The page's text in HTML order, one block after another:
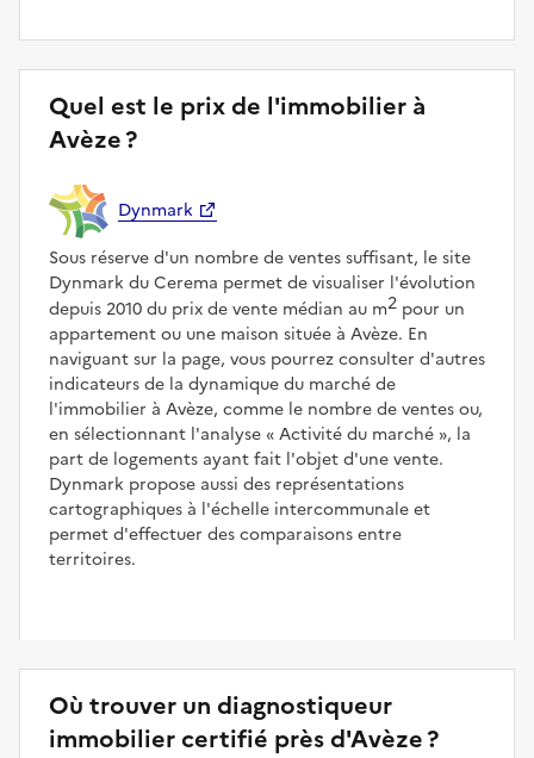
Quel est le prix de l'immobilier à
Avèze ?
Dynmark
Sous réserve d'un nombre de ventes suffisant, le site
Dynmark du Cerema permet de visualiser l'évolution
depuis 2010 du prix de vente médian au m2 pour un
appartement ou une maison située à Avèze. En
naviguant sur la page, vous pourrez consulter d'autres
indicateurs de la dynamique du marché de
l'immobilier à Avèze, comme le nombre de ventes ou,
en sélectionnant l'analyse
Activité du marché , la
part de logements ayant fait l'objet d'une vente.
Dynmark propose aussi des représentations
cartographiques à l'échelle intercommunale et
permet d'effectuer des comparaisons entre
territoires.
Où trouver un diagnostiqueur
immobilier certifié près d'Avèze ?